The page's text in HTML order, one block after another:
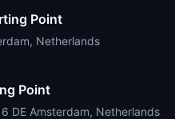
Point
Netherlands
Point
DE Amsterdam, Netherlands